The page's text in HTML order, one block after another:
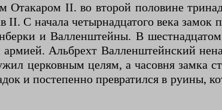
II. во второй половине
II. С начала четырнадцатого века
и Валленштейны. В шестнадцатом
Альбрехт Валленштейнский
церковным целям, а часовня замка
и постепенно превратился в руины,